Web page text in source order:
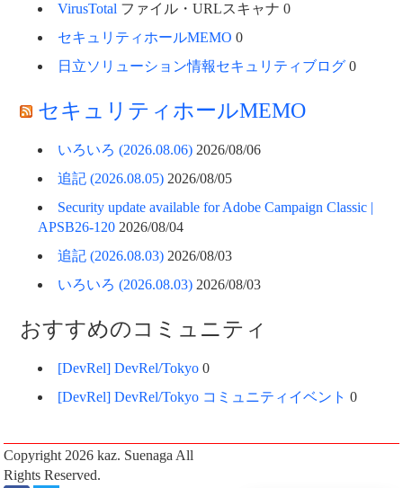
VirusTotal ファイル・URLスキャナ 0
セキュリティホールMEMO 0
日立ソリューション情報セキュリティブログ 0
セキュリティホールMEMO
いろいろ (2026.08.06) 2026/08/06
追記 (2026.08.05) 2026/08/05
Security update available for Adobe Campaign Classic |
APSB26-120 2026/08/04
追記 (2026.08.03) 2026/08/03
いろいろ (2026.08.03) 2026/08/03
おすすめのコミュニティ
[DevRel] DevRel/Tokyo 0
[DevRel] DevRel/Tokyo コミュニティイベント 0
Copyright 2026 kaz. Suenaga All
Rights Reserved.